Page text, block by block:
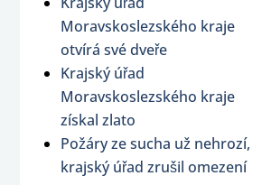
Moravskoslezského kraje
otvírá své dveře
Krajský úřad
Moravskoslezského kraje
získal zlato
Požáry ze sucha už nehrozí,
krajský úřad zrušil omezení